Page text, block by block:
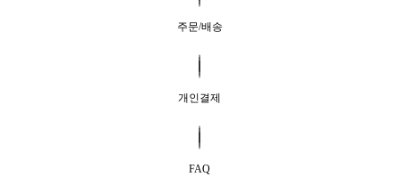
주문/배송
개인결제
FAQ